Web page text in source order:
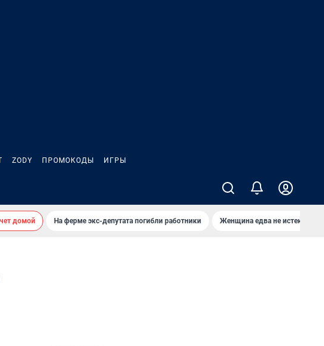
ZODY ПРОМОКОДЫ ИГРЫ
домой На ферме экс-депутата погибли работники Женщина едва не истекла